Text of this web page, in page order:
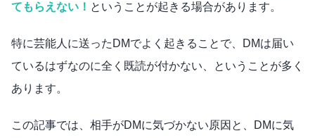
てもらえない！ ということが起きる場合があります。
特に芸能人に送ったDMでよく起きることで、DMは届い
ているはずなのに全く既読が付かない、ということが多く
あります。
この記事では、相手がDMに気づかない原因と、DMに気